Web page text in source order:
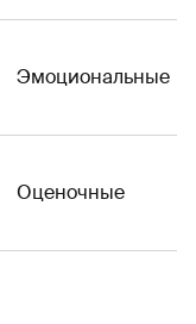
Эмоциональные
Оценочные